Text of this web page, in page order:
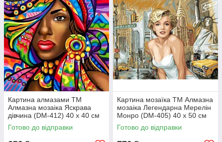
Картина алмазами ТМ
Алмазна мозаіка Яскрава
дівчина (DM-412) 40 х 40 см
(Без підрамника)
Готово до відправки
Картина мозаїка ТМ Алмазна
мозаіка Легендарна Мерелін
Монро (DM-405) 40 х 50 см
(Без підрамника)
Готово до відправки